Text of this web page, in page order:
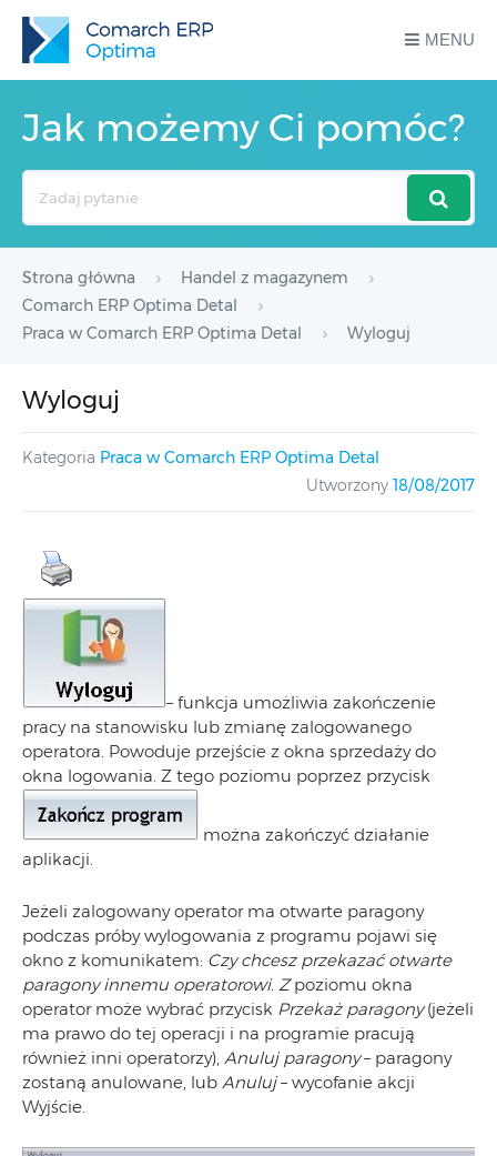
MENU
Jak możemy Ci pomóc?
Strona główna
Handel z magazynem
Comarch ERP Optima Detal
Praca w Comarch ERP Optima Detal
Wyloguj
Wyloguj
Kategoria Praca w Comarch ERP Optima Detal
Utworzony 18/08/2017
– funkcja umożliwia zakończenie
pracy na stanowisku lub zmianę zalogowanego
operatora. Powoduje przejście z okna sprzedaży do
okna logowania. Z tego poziomu poprzez przycisk
można zakończyć działanie
aplikacji.
Jeżeli zalogowany operator ma otwarte paragony
podczas próby wylogowania z programu pojawi się
okno z komunikatem: Czy chcesz przekazać otwarte
paragony innemu operatorowi. Zpoziomu okna
operator może wybrać przycisk Przekaż paragony(jeżeli
ma prawo do tej operacji i na programie pracują
również inni operatorzy), Anuluj paragony– paragony
zostaną anulowane, lub Anuluj– wycofanie akcji
Wyjście.